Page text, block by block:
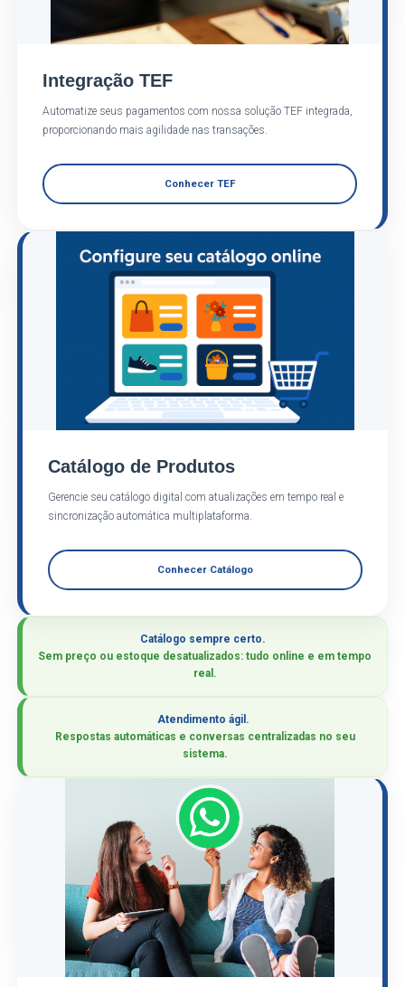
Integração TEF
Automatize seus pagamentos com nossa solução TEF integrada,
proporcionando mais agilidade nas transações.
Conhecer TEF
Catálogo de Produtos
Gerencie seu catálogo digital com atualizações em tempo real e
sincronização automática multiplataforma.
Conhecer Catálogo
Catálogo sempre certo.
Sem preço ou estoque desatualizados: tudo online e em tempo
real.
Atendimento ágil.
Respostas automáticas e conversas centralizadas no seu
sistema.